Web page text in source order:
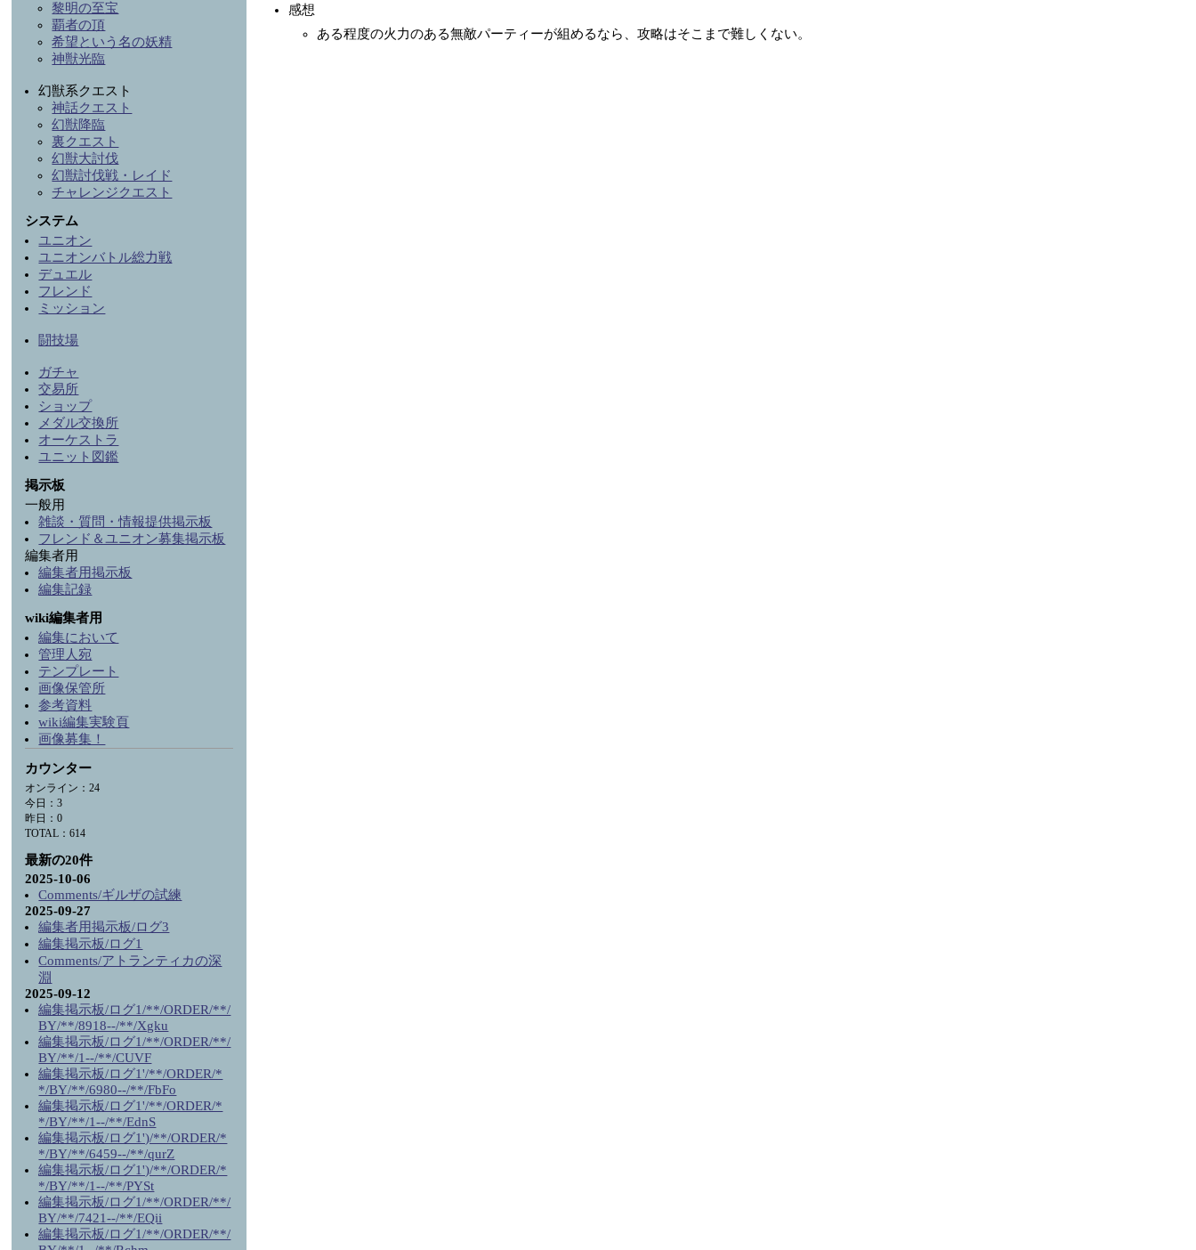
感想
ある程度の火力のある無敵パーティーが組めるなら、攻略はそこまで難しくない。
黎明の至宝
覇者の頂
希望という名の妖精
神獣光臨
幻獣系クエスト
神話クエスト
幻獣降臨
裏クエスト
幻獣大討伐
幻獣討伐戦・レイド
チャレンジクエスト
システム
ユニオン
ユニオンバトル総力戦
デュエル
フレンド
ミッション
闘技場
ガチャ
交易所
ショップ
メダル交換所
オーケストラ
ユニット図鑑
掲示板
一般用
雑談・質問・情報提供掲示板
フレンド＆ユニオン募集掲示板
編集者用
編集者用掲示板
編集記録
wiki編集者用
編集において
管理人宛
テンプレート
画像保管所
参考資料
wiki編集実験頁
画像募集！
カウンター
オンライン：24
今日：3
昨日：0
TOTAL：614
最新の20件
2025-10-06
Comments/ギルザの試練
2025-09-27
編集者用掲示板/ログ3
編集掲示板/ログ1
Comments/アトランティカの深
淵
2025-09-12
編集掲示板/ログ1/**/ORDER/**/
BY/**/8918--/**/Xgku
編集掲示板/ログ1/**/ORDER/**/
BY/**/1--/**/CUVF
編集掲示板/ログ1'/**/ORDER/*
*/BY/**/6980--/**/FbFo
編集掲示板/ログ1'/**/ORDER/*
*/BY/**/1--/**/EdnS
編集掲示板/ログ1')/**/ORDER/*
*/BY/**/6459--/**/qurZ
編集掲示板/ログ1')/**/ORDER/*
*/BY/**/1--/**/PYSt
編集掲示板/ログ1/**/ORDER/**/
BY/**/7421--/**/EQii
編集掲示板/ログ1/**/ORDER/**/